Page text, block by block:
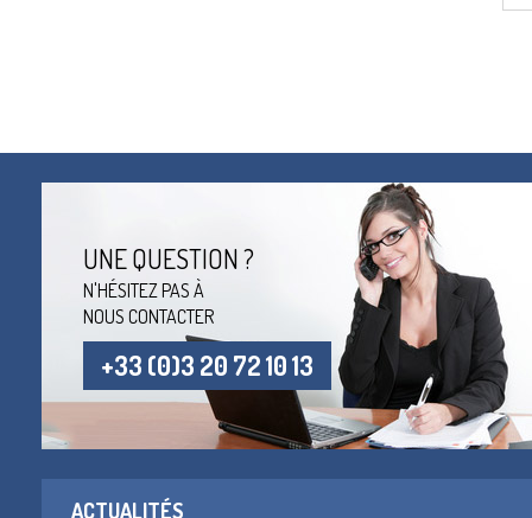
UNE QUESTION ?
N'HÉSITEZ PAS À
NOUS CONTACTER
+33 (0)3 20 72 10 13
ACTUALITÉS